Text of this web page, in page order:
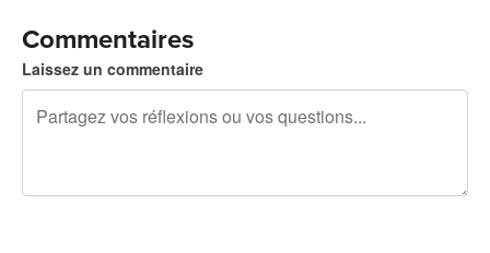
Commentaires
Laissez un commentaire